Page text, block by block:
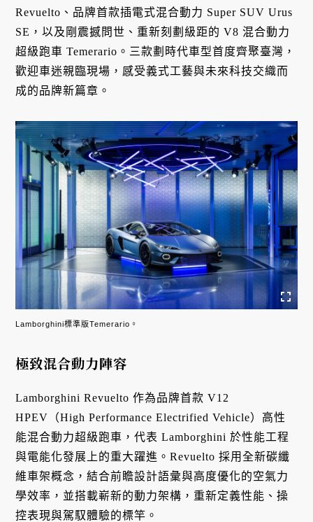
Revuelto、品牌首款插電式混合動力 Super SUV Urus
SE，以及剛震撼問世、重新刻劃級距的 V8 混合動力
超級跑車 Temerario。三款劃時代車型首度齊聚臺灣，
歡迎車迷親臨現場，感受義式工藝與未來科技交織而
成的品牌新篇章。
Lamborghini標準版Temerario。
極致混合動力陣容
Lamborghini Revuelto 作為品牌首款 V12
HPEV（High Performance Electrified Vehicle）高性
能混合動力超級跑車，代表 Lamborghini 於性能工程
與電能化發展上的重大躍進。Revuelto 採用全新碳纖
維車架概念，結合前瞻設計語彙與高度優化的空氣力
學效率，並搭載嶄新的動力架構，重新定義性能、操
控表現與駕馭體驗的標竿。